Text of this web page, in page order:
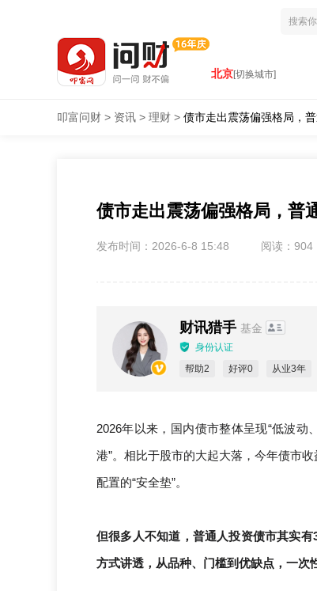
北京[切换城市]
叩富问财 > 资讯 > 理财 > 债市走出震荡偏强格局，
债市走出震荡偏强格局，普
发布时间：2026-6-8 15:48 阅读：904
‌财讯猎手 基金
身份认证
帮助2
好评0 从业3年
2026年以来，国内债市整体呈现“低波动
港”。相比于股市的大起大落，今年债市
配置的“安全垫”。
但很多人不知道，普通人投资债市其实
方式讲透，从品种、门槛到优缺点，一次